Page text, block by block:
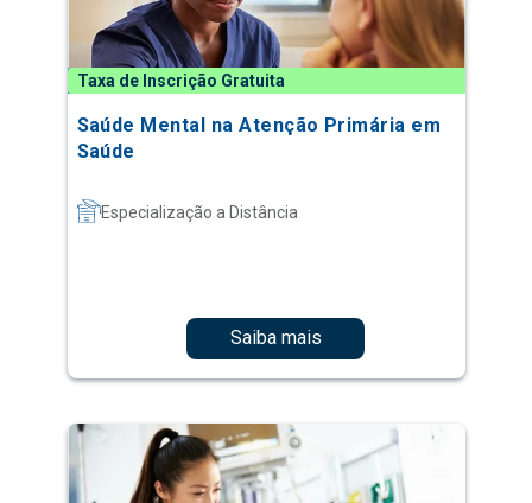
Taxa de Inscrição Gratuita
Saúde Mental na Atenção Primária em
Saúde
Especialização a Distância
Saiba mais